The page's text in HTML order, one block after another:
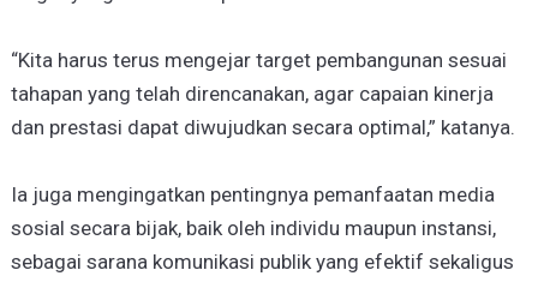
“Kita harus terus mengejar target pembangunan sesuai
tahapan yang telah direncanakan, agar capaian kinerja
dan prestasi dapat diwujudkan secara optimal,” katanya.
Ia juga mengingatkan pentingnya pemanfaatan media
sosial secara bijak, baik oleh individu maupun instansi,
sebagai sarana komunikasi publik yang efektif sekaligus